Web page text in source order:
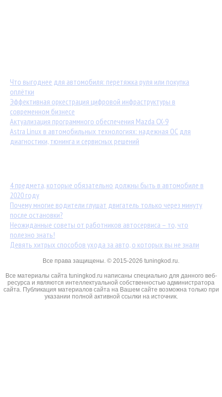
Что выгоднее для автомобиля: перетяжка руля или покупка
оплётки
Эффективная оркестрация цифровой инфраструктуры в
современном бизнесе
Актуализация программного обеспечения Mazda CX-9
Astra Linux в автомобильных технологиях: надежная ОС для
диагностики, тюнинга и сервисных решений
4 предмета, которые обязательно должны быть в автомобиле в
2020 году
Почему многие водители глушат двигатель только через минуту
после остановки?
Неожиданные советы от работников автосервиса – то, что
полезно знать!
Девять хитрых способов ухода за авто, о которых вы не знали
Все права защищены. © 2015-2026 tuningkod.ru.
Все материалы сайта tuningkod.ru написаны специально для данного веб-
ресурса и являются интеллектуальной собственностью администратора
сайта. Публикация материалов сайта на Вашем сайте возможна только при
указании полной активной ссылки на источник.